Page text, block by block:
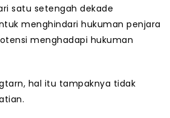
satu setengah dekade
menghindari hukuman penjara
menghadapi hukuman
hal itu tampaknya tidak